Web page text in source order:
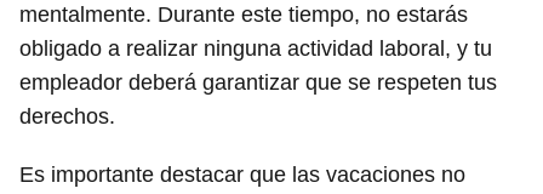
mentalmente. Durante este tiempo, no estarás
obligado a realizar ninguna actividad laboral, y tu
empleador deberá garantizar que se respeten tus
derechos.
Es importante destacar que las vacaciones no